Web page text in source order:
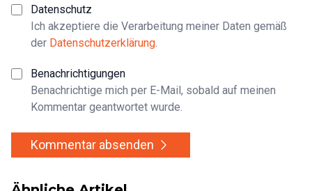
Datenschutz
Ich akzeptiere die Verarbeitung meiner Daten gemäß
der Datenschutzerklärung.
Benachrichtigungen
Benachrichtige mich per E-Mail, sobald auf meinen
Kommentar geantwortet wurde.
Kommentar absenden